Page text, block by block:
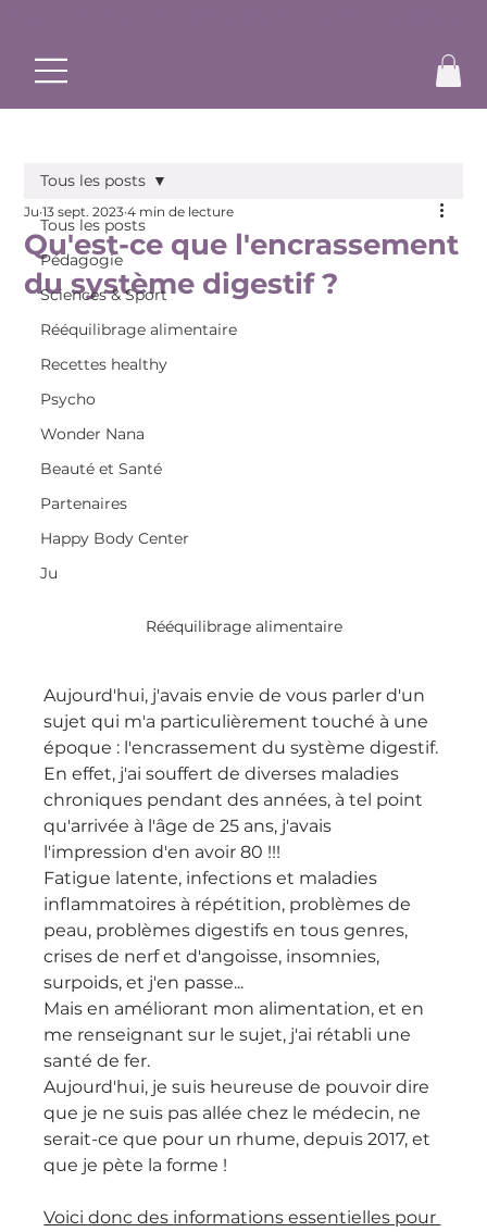
Tous les posts
Pédagogie
Sciences & Sport
Rééquilibrage alimentaire
Recettes healthy
Psycho
Wonder Nana
Beauté et Santé
Partenaires
Happy Body Center
Ju
Tous les posts
Qu'est-ce que l'encrassement
du système digestif ?
Ju 13 sept. 2023 4 min de lecture
Rééquilibrage alimentaire
Aujourd'hui, j'avais envie de vous parler d'un
sujet qui m'a particulièrement touché à une
époque : l'encrassement du système digestif.
En effet, j'ai souffert de diverses maladies
chroniques pendant des années, à tel point
qu'arrivée à l'âge de 25 ans, j'avais
l'impression d'en avoir 80 !!!
Fatigue latente, infections et maladies
inflammatoires à répétition, problèmes de
peau, problèmes digestifs en tous genres,
crises de nerf et d'angoisse, insomnies,
surpoids, et j'en passe...
Mais en améliorant mon alimentation, et en
me renseignant sur le sujet, j'ai rétabli une
santé de fer.
Aujourd'hui, je suis heureuse de pouvoir dire
que je ne suis pas allée chez le médecin, ne
serait-ce que pour un rhume, depuis 2017, et
que je pète la forme !
Voici donc des informations essentielles pour